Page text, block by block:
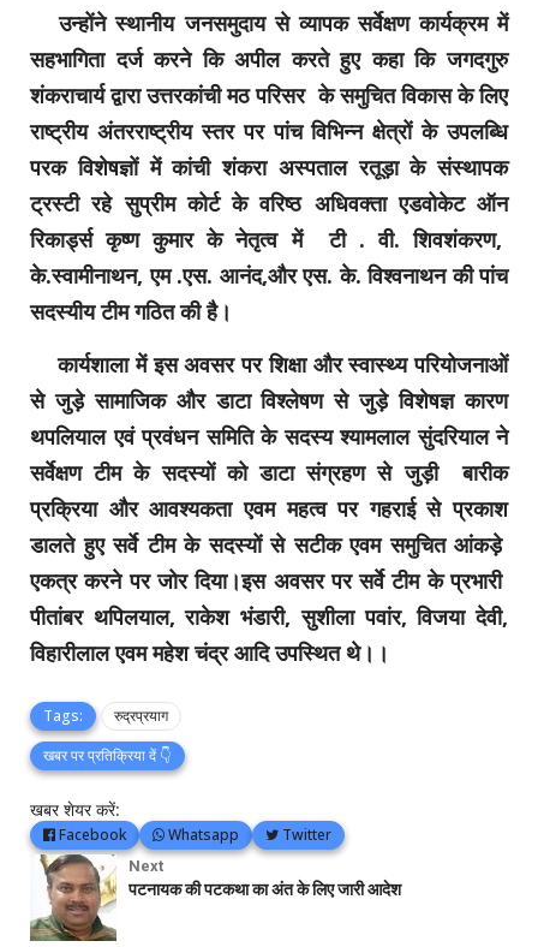
उन्होंने स्थानीय जनसमुदाय से व्यापक सर्वेक्षण कार्यक्रम में
सहभागिता दर्ज करने कि अपील करते हुए कहा कि जगदगुरु
शंकराचार्य द्वारा उत्तरकांची मठ परिसर के समुचित विकास के लिए
राष्ट्रीय अंतरराष्ट्रीय स्तर पर पांच विभिन्न क्षेत्रों के उपलब्धि
परक विशेषज्ञों में कांची शंकरा अस्पताल रतूड़ा के संस्थापक
ट्रस्टी रहे सुप्रीम कोर्ट के वरिष्ठ अधिवक्ता एडवोकेट ऑन
रिकार्ड्स कृष्ण कुमार के नेतृत्व में टी . वी. शिवशंकरण,
के.स्वामीनाथन, एम .एस. आनंद,और एस. के. विश्वनाथन की पांच
सदस्यीय टीम गठित की है।
कार्यशाला में इस अवसर पर शिक्षा और स्वास्थ्य परियोजनाओं
से जुड़े सामाजिक और डाटा विश्लेषण से जुड़े विशेषज्ञ कारण
थपलियाल एवं प्रवंधन समिति के सदस्य श्यामलाल सुंदरियाल ने
सर्वेक्षण टीम के सदस्यों को डाटा संग्रहण से जुड़ी बारीक
प्रक्रिया और आवश्यकता एवम महत्व पर गहराई से प्रकाश
डालते हुए सर्वे टीम के सदस्यों से सटीक एवम समुचित आंकड़े
एकत्र करने पर जोर दिया।इस अवसर पर सर्वे टीम के प्रभारी
पीतांबर थपिलयाल, राकेश भंडारी, सुशीला पवांर, विजया देवी,
विहारीलाल एवम महेश चंद्र आदि उपस्थित थे।।
Tags:
रुद्रप्रयाग
खबर पर प्रतिक्रिया दें 👇
खबर शेयर करें:
Facebook Whatsapp Twitter
Next
पटनायक की पटकथा का अंत के लिए जारी आदेश